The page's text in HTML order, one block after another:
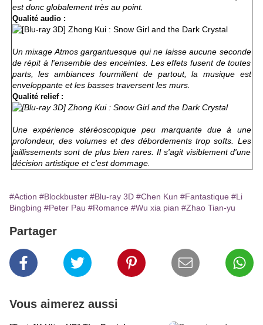
est donc globalement très au point.
Qualité audio :
Un mixage Atmos gargantuesque qui ne laisse aucune seconde
de répit à l'ensemble des enceintes. Les effets fusent de toutes
parts, les ambiances fourmillent de partout, la musique est
enveloppante et les basses traversent les murs.
Qualité relief :
Une expérience stéréoscopique peu marquante due à une
profondeur, des volumes et des débordements trop softs. Les
jaillissements sont de plus bien rares. Il s'agit visiblement d'une
décision artistique et c'est dommage.
#Action #Blockbuster #Blu-ray 3D #Chen Kun #Fantastique #Li
Bingbing #Peter Pau #Romance #Wu xia pian #Zhao Tian-yu
Partager
Vous aimerez aussi